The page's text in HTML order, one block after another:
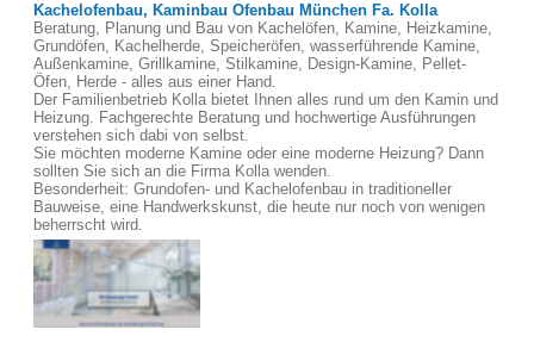
Kachelofenbau, Kaminbau Ofenbau München Fa. Kolla
Beratung, Planung und Bau von Kachelöfen, Kamine, Heizkamine,
Grundöfen, Kachelherde, Speicheröfen, wasserführende Kamine,
Außenkamine, Grillkamine, Stilkamine, Design-Kamine, Pellet-
Öfen, Herde - alles aus einer Hand.
Der Familienbetrieb Kolla bietet Ihnen alles rund um den Kamin und
Heizung. Fachgerechte Beratung und hochwertige Ausführungen
verstehen sich dabi von selbst.
Sie möchten moderne Kamine oder eine moderne Heizung? Dann
sollten Sie sich an die Firma Kolla wenden.
Besonderheit: Grundofen- und Kachelofenbau in traditioneller
Bauweise, eine Handwerkskunst, die heute nur noch von wenigen
beherrscht wird.